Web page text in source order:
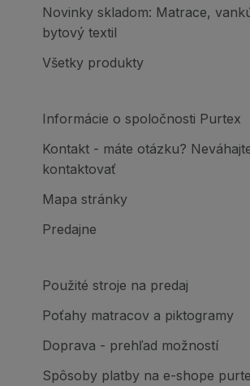
Novinky skladom: Matrace,
bytový textil
Všetky produkty
Informácie o spoločnosti Purtex
Kontakt - máte otázku?
kontaktovať
Mapa stránky
Predajne
Použité stroje na predaj
Poťahy matracov a piktogramy
Doprava - prehľad možností
Spôsoby platby na e-shope